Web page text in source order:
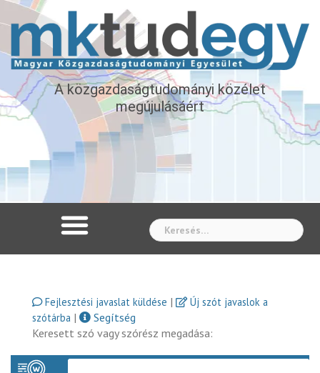
A közgazdaságtudományi közélet
megújulásáért
Fejlesztési javaslat küldése |
Új szót javaslok a
szótárba |
Segítség
Keresett szó vagy szórész megadása: